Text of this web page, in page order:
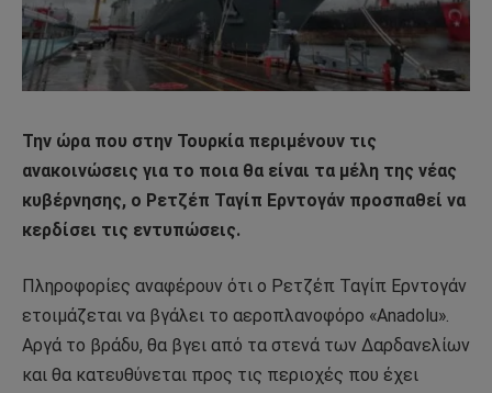
Την ώρα που στην Τουρκία περιμένουν τις
ανακοινώσεις για το ποια θα είναι τα μέλη της νέας
κυβέρνησης, ο Ρετζέπ Ταγίπ Ερντογάν προσπαθεί να
κερδίσει τις εντυπώσεις.
Πληροφορίες αναφέρουν ότι ο Ρετζέπ Ταγίπ Ερντογάν
ετοιμάζεται να βγάλει το αεροπλανοφόρο «Anadolu».
Αργά το βράδυ, θα βγει από τα στενά των Δαρδανελίων
και θα κατευθύνεται προς τις περιοχές που έχει